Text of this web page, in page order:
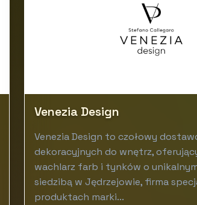
Venezia Design
Venezia Design to czołowy
dekoracyjnych do wnętrz,
wachlarz farb i tynków o
siedzibą w Jędrzejowie, firma
produktach marki...